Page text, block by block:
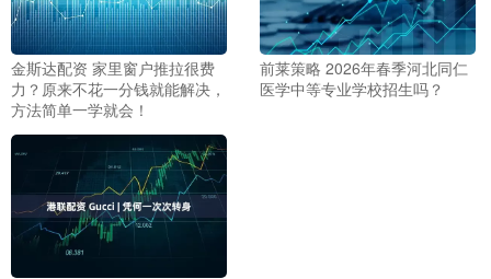
金斯达配资 家里窗户推拉很费
力？原来不花一分钱就能解决，
方法简单一学就会！
前莱策略 2026年春季河北同仁
医学中等专业学校招生吗？